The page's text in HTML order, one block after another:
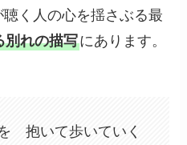
く人の心を揺さぶる最
別れの描写にあります。
抱いて歩いていく